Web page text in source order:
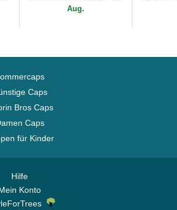
Aug.
Caps
Bros Caps
Caps
für Kinder
Hilfe
Konto